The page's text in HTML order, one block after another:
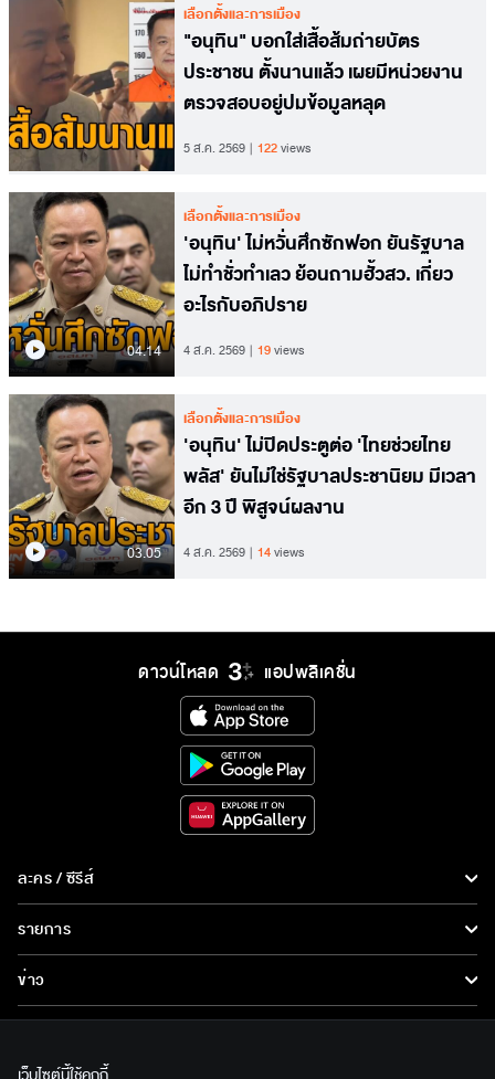
เลือกตั้งและการเมือง
"อนุทิน" บอกใส่เสื้อส้มถ่ายบัตร
ประชาชน ตั้งนานแล้ว เผยมีหน่วยงาน
ตรวจสอบอยู่ปมข้อมูลหลุด
5 ส.ค. 2569 122views
04.14
เลือกตั้งและการเมือง
'อนุทิน' ไม่หวั่นศึกซักฟอก ยันรัฐบาล
ไม่ทำชั่วทำเลว ย้อนถามฮั้วสว. เกี่ยว
อะไรกับอภิปราย
4 ส.ค. 2569 19views
03.05
เลือกตั้งและการเมือง
'อนุทิน' ไม่ปิดประตูต่อ 'ไทยช่วยไทย
พลัส' ยันไม่ใช่รัฐบาลประชานิยม มีเวลา
อีก 3 ปี พิสูจน์ผลงาน
4 ส.ค. 2569 14views
ดาวน์โหลด แอปพลิเคชั่น
ละคร / ซีรีส์
ละคร/ซีรีส์
ซีรีส์นานาชาติ
การ์ตูน & เกม
รายการ
รายการทั้งหมด
ข่าว
ข่าวทั้งหมด
ทีวีออนไลน์